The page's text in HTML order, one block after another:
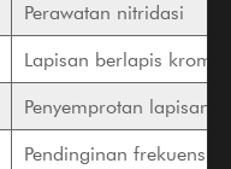
Perawatan nitridasi
Lapisan berlapis krom
Penyemprotan lapisan
Pendinginan frekuensi